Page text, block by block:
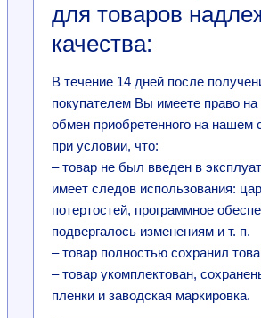
для товаров
качества:
В течение 14 дней после
покупателем Вы имеете право на
обмен приобретенного на нашем
при условии, что:
– товар не был введен в
имеет следов использования:
потертостей, программное
подвергалось изменениям и т. п.
– товар полностью сохранил
– товар укомплектован,
пленки и заводская маркировка.